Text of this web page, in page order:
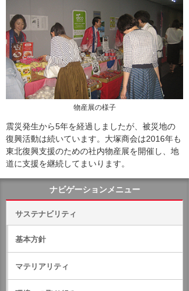
物産展の様子
震災発生から5年を経過しましたが、被災地の
復興活動は続いています。大塚商会は2016年も
東北復興支援のための社内物産展を開催し、地
道に支援を継続してまいります。
ナビゲーションメニュー
サステナビリティ
基本方針
マテリアリティ